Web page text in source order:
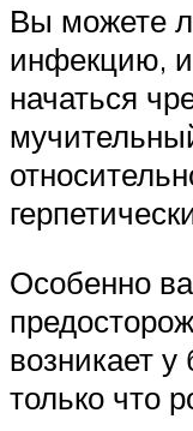
Вы можете
инфекцию,
начаться
Особенно
возникает
только что